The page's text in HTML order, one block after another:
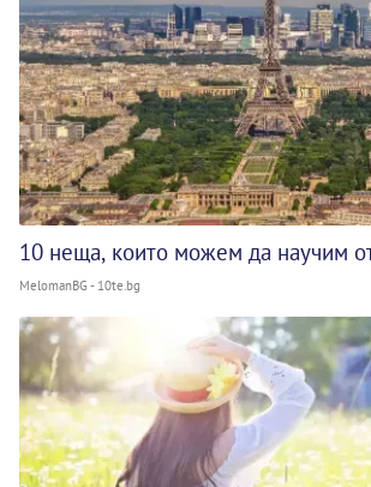
10 неща, които можем да научим
MelomanBG - 10te.bg